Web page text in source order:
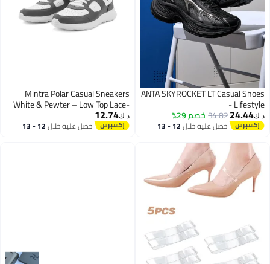
ANTA SKYROCKET LT Casual Shoes
- Lifestyle
د.ك‏24.44
34.82خصم 29%
احصل عليه خلال 12 - 13
اغسطس
Mintra Polar Casual Sneakers
White & Pewter – Low Top Lace-
Up Shoes | Lightweight
Comfortable Everyday Fashion
د.ك‏12.74
احصل عليه خلال 12 - 13
اغسطس